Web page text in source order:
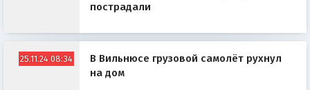
пострадали
25.11.24 08:34
В Вильнюсе грузовой самолёт рухнул
на дом